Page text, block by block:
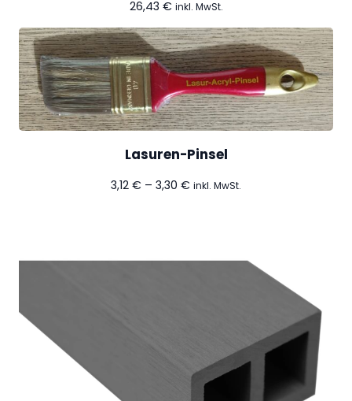
26,43 € inkl. MwSt.
Lasuren-Pinsel
3,12 € – 3,30 €Preisspanne:
inkl. MwSt.